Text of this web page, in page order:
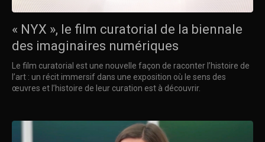
« NYX », le film curatorial de la biennale
des imaginaires numériques
Le film curatorial est une nouvelle façon de raconter l’histoire de
l’art : un récit immersif dans une exposition où le sens des
œuvres et l’histoire de leur curation est à découvrir.